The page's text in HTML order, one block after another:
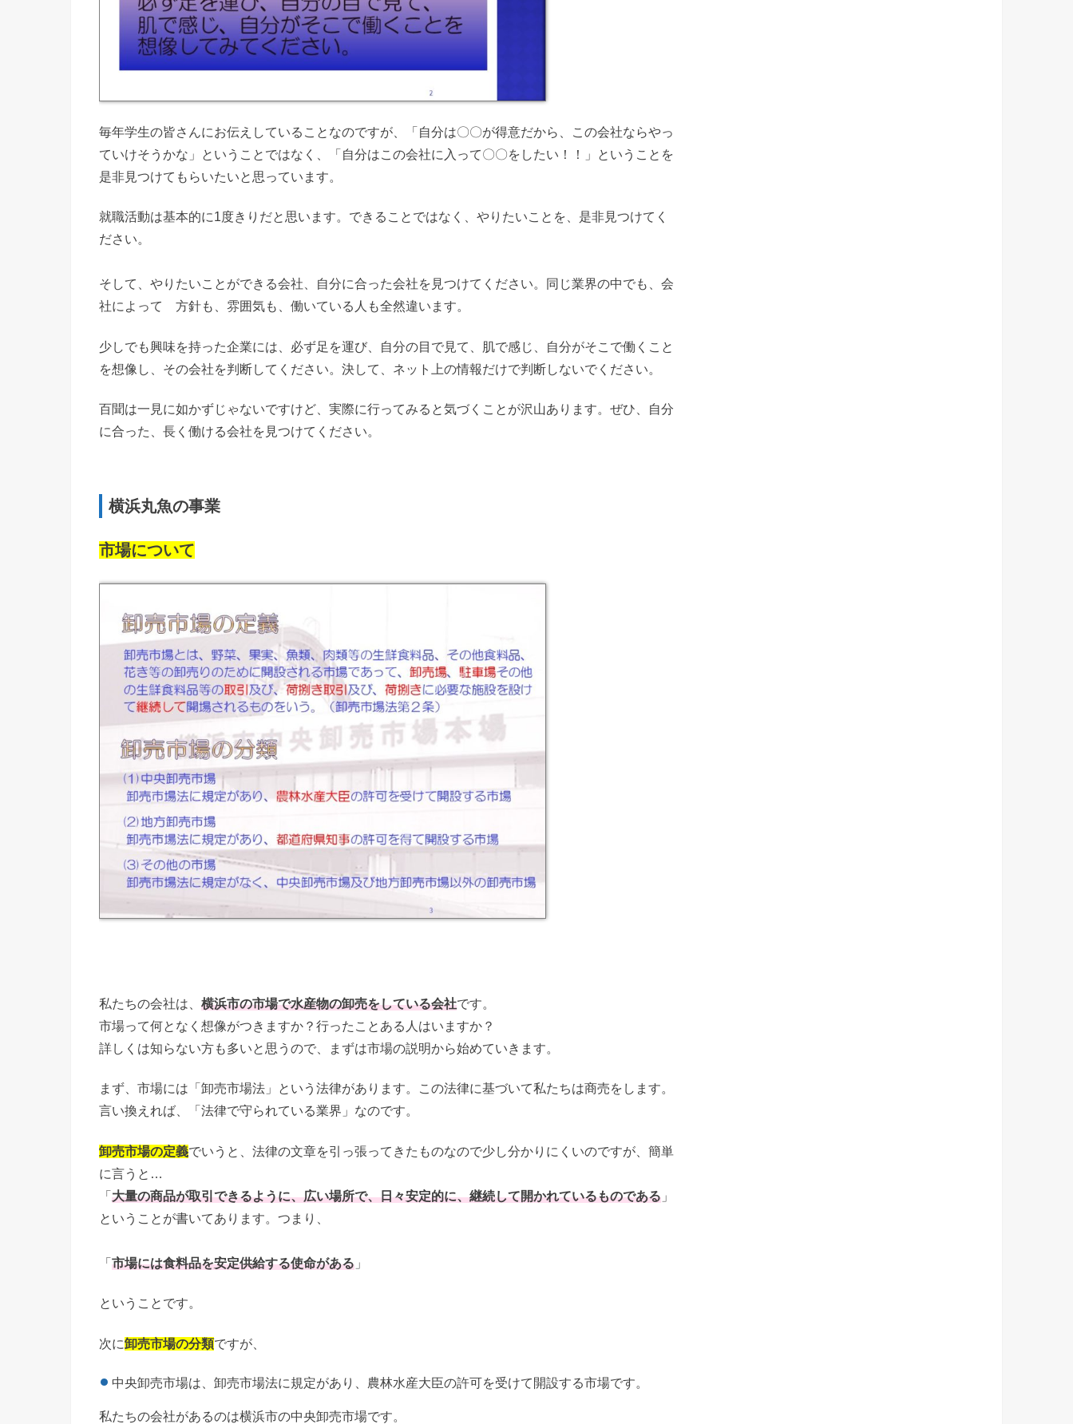
毎年学生の皆さんにお伝えしていることなのですが、「 自分は〇〇が得意だから、この会社ならやっ
ていけそうかな」ということではなく、「 自分はこの会社に入って〇〇をしたい！！」ということを
是非見つけてもらいたいと思っています。
就職活動は基本的に1度きりだと思います。 できることではなく、やりたいことを、是非見つけてく
ださい。
そして、やりたいことができる会社、自分に合った会社を見つけてください。
同じ業界の中でも、会
社によって 方針も、雰囲気も、働いている人も全然違います。
少しでも興味を持った企業には、必ず足を運び、自分の目で見て、肌で感じ、自分がそこで働くこと
を想像し、その会社を判断してください。 決して、ネット上の情報だけで判断しないでください。
百聞は一見に如かずじゃないですけど、実際に行ってみると気づくことが沢山あります。 ぜひ、自分
に合った、長く働ける会社を見つけてください。
横浜丸魚の事業
市場について
私たちの会社は、 横浜市の市場で水産物の卸売をしている会社です。
市場って何となく想像がつきますか？行ったことある人はいますか？
詳しくは知らない方も多いと思うので、まずは市場の説明から始めていきます。
まず、市場には「卸売市場法」という法律があります。
この法律に基づいて私たちは商売をします。
言い換えれば、「法律で守られている業界」なのです。
卸売市場の定義でいうと、法律の文章を引っ張ってきたものなので少し分かりにくいのですが、 簡単
に言うと…
「 大量の商品が取引できるように、広い場所で、日々安定的に、継続して開かれているものである 」
ということが書いてあります。つまり、
「 市場には食料品を安定供給する使命がある 」
ということです。
次に卸売市場の分類ですが、
中央卸売市場は、卸売市場法に規定があり、農林水産大臣の許可を受けて開設する市場です。
私たちの会社があるのは横浜市の中央卸売市場です。